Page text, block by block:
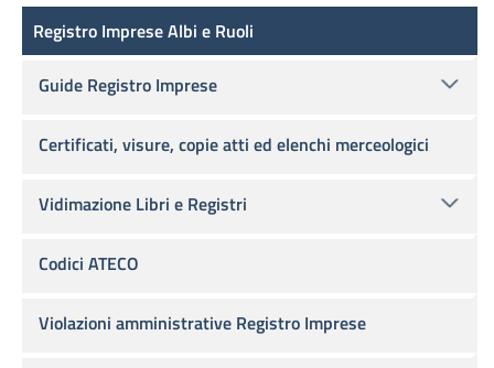
Registro delle Imprese
Registro Imprese Albi e Ruoli
Guide Registro Imprese
Certificati, visure, copie atti ed elenchi merceologici
Vidimazione Libri e Registri
Codici ATECO
Violazioni amministrative Registro Imprese